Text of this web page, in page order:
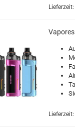
Lieferzeit:
Lieferzeit: